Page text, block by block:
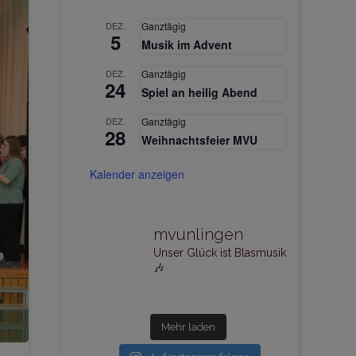
DEZ.
5
Ganztägig
Musik im Advent
DEZ.
24
Ganztägig
Spiel an heilig Abend
DEZ.
28
Ganztägig
Weihnachtsfeier MVU
Kalender anzeigen
mvunlingen
Unser Glück ist Blasmusik
🎶
Mehr laden